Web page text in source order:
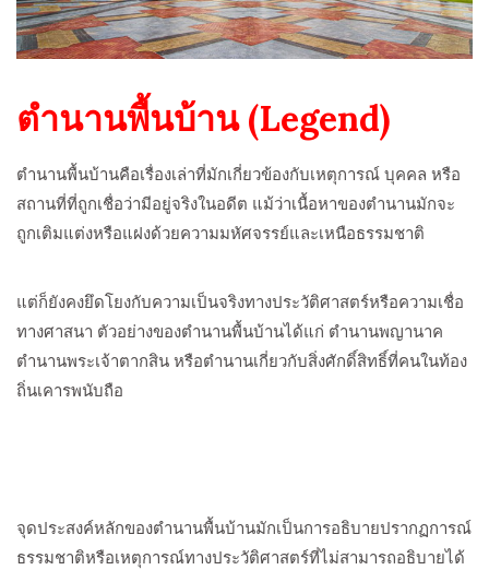
ตำนานพื้นบ้าน (Legend)
ตำนานพื้นบ้านคือเรื่องเล่าที่มักเกี่ยวข้องกับเหตุการณ์ บุคคล หรือ
สถานที่ที่ถูกเชื่อว่ามีอยู่จริงในอดีต แม้ว่าเนื้อหาของตำนานมักจะ
ถูกเติมแต่งหรือแฝงด้วยความมหัศจรรย์และเหนือธรรมชาติ
แต่ก็ยังคงยึดโยงกับความเป็นจริงทางประวัติศาสตร์หรือความเชื่อ
ทางศาสนา ตัวอย่างของตำนานพื้นบ้านได้แก่ ตำนานพญานาค
ตำนานพระเจ้าตากสิน หรือตำนานเกี่ยวกับสิ่งศักดิ์สิทธิ์ที่คนในท้อง
ถิ่นเคารพนับถือ
จุดประสงค์หลักของตำนานพื้นบ้านมักเป็นการอธิบายปรากฏการณ์
ธรรมชาติหรือเหตุการณ์ทางประวัติศาสตร์ที่ไม่สามารถอธิบายได้